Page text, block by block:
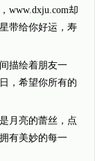
www.dxju.com却
带给你好运，寿
描绘着朋友一
，希望你所有的
月亮的蕾丝，点
有美妙的每一